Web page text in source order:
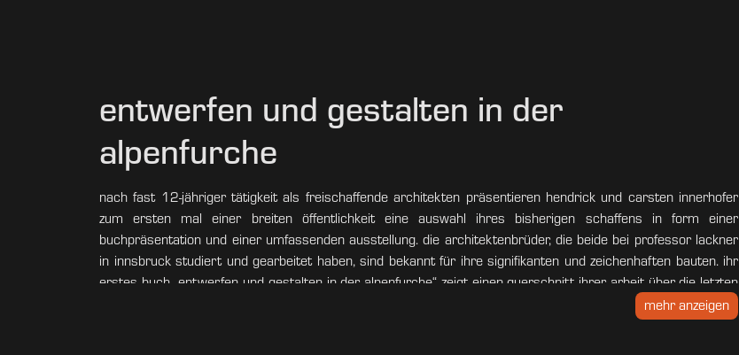
entwerfen und gestalten in der
alpenfurche
nach fast 12-jähriger tätigkeit als freischaffende architekten präsentieren hendrick und carsten innerhofer
zum ersten mal einer breiten öffentlichkeit eine auswahl ihres bisherigen schaffens in form einer
buchpräsentation und einer umfassenden ausstellung. die architektenbrüder, die beide bei professor lackner
in innsbruck studiert und gearbeitet haben, sind bekannt für ihre signifikanten und zeichenhaften bauten. ihr
erstes buch „entwerfen und gestalten in der alpenfurche“ zeigt einen querschnitt ihrer arbeit über die letzten
12 jahre und macht klar, dass architektur im alpenraum entgegen der teilweise kargen und zerklüfteten
landschaft einen gegenpol durch vielfältige, lebensbejahende „eingriffe“ schaffen kann. das vielfältige werk der
mehr anzeigen